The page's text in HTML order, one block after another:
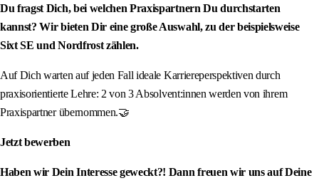
Du fragst Dich, bei welchen Praxispartnern Du durchstarten
kannst? Wir bieten Dir eine große Auswahl, zu der beispielsweise
Sixt SE und Nordfrost zählen.
Auf Dich warten auf jeden Fall ideale Karriereperspektiven durch
praxisorientierte Lehre: 2 von 3 Absolvent:innen werden von ihrem
Praxispartner übernommen.🤝
Jetzt bewerben
Haben wir Dein Interesse geweckt?! Dann freuen wir uns auf Deine